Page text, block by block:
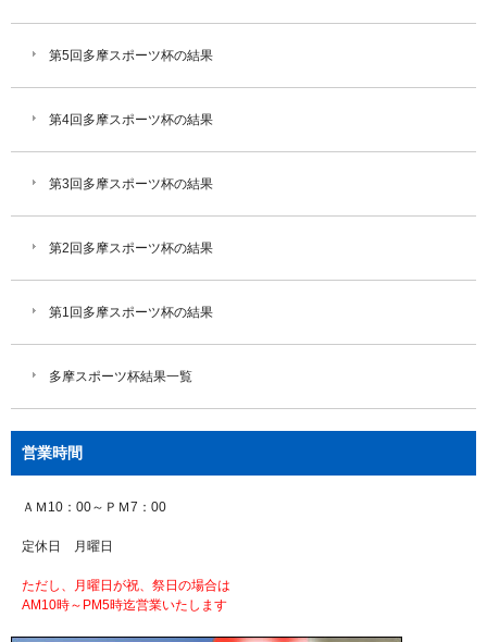
第5回多摩スポーツ杯の結果
第4回多摩スポーツ杯の結果
第3回多摩スポーツ杯の結果
第2回多摩スポーツ杯の結果
第1回多摩スポーツ杯の結果
多摩スポーツ杯結果一覧
営業時間
ＡＭ10：00～ＰＭ7：00
定休日 月曜日
ただし、月曜日が祝、祭日の場合は
AM10時～PM5時迄営業いたします